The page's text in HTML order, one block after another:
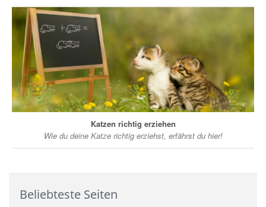
Katzen richtig erziehen
Wie du deine Katze richtig erziehst, erfährst du hier!
Beliebteste Seiten